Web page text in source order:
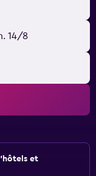
14/8
et